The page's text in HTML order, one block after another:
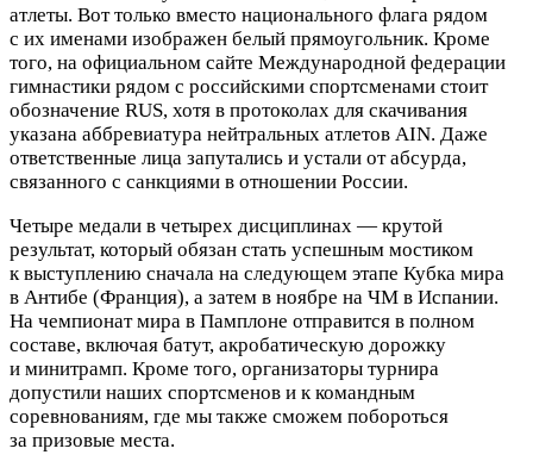
атлеты. Вот только вместо национального флага рядом
с их именами изображен белый прямоугольник. Кроме
того, на официальном сайте Международной федерации
гимнастики рядом с российскими спортсменами стоит
обозначение RUS, хотя в протоколах для скачивания
указана аббревиатура нейтральных атлетов AIN. Даже
ответственные лица запутались и устали от абсурда,
связанного с санкциями в отношении России.
Четыре медали в четырех дисциплинах — крутой
результат, который обязан стать успешным мостиком
к выступлению сначала на следующем этапе Кубка мира
в Антибе (Франция), а затем в ноябре на ЧМ в Испании.
На чемпионат мира в Памплоне отправится в полном
составе, включая батут, акробатическую дорожку
и минитрамп. Кроме того, организаторы турнира
допустили наших спортсменов и к командным
соревнованиям, где мы также сможем побороться
за призовые места.